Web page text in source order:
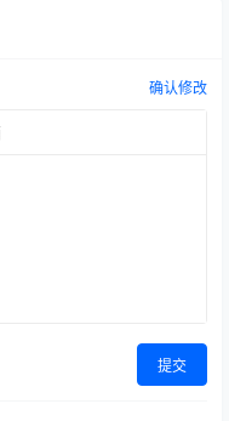
确认修改
提交